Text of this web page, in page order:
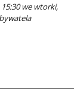
we wtorki,